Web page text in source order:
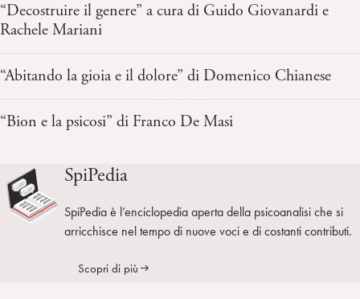
“Decostruire il genere” a cura di Guido Giovanardi e
Rachele Mariani
“Abitando la gioia e il dolore” di Domenico Chianese
“Bion e la psicosi” di Franco De Masi
SpiPedia
SpiPedia è l’enciclopedia aperta della psicoanalisi che si
arricchisce nel tempo di nuove voci e di costanti contributi.
Scopri di più